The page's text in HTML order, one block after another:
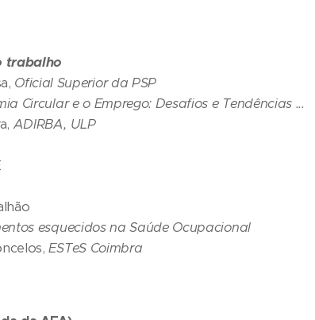
trabalho
Oficial Superior da PSP
Circular e o Emprego: Desafios e Tendências ...
ADIRBA, ULP
esquecidos na Saúde Ocupacional
ESTeS Coimbra